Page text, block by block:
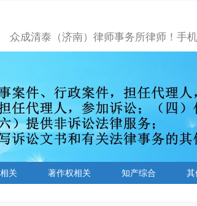
众成清泰（济南）律师事务所律师！手
关 著作权相关 知产综合 其